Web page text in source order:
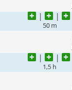
50 m
1,5 h